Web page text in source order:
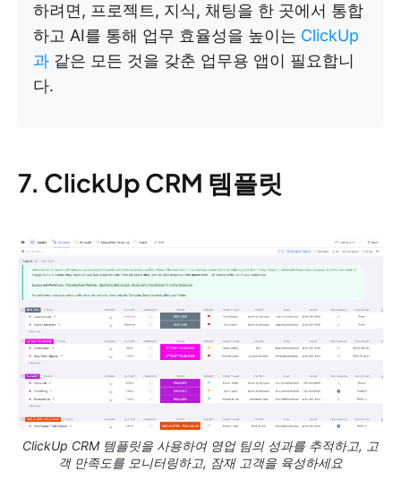
하려면, 프로젝트, 지식, 채팅을 한 곳에서 통합
하고 AI를 통해 업무 효율성을 높이는 ClickUp
과 같은 모든 것을 갖춘 업무용 앱이 필요합니
다.
7. ClickUp CRM 템플릿
ClickUp CRM 템플릿을 사용하여 영업 팀의 성과를 추적하고, 고
객 만족도를 모니터링하고, 잠재 고객을 육성하세요